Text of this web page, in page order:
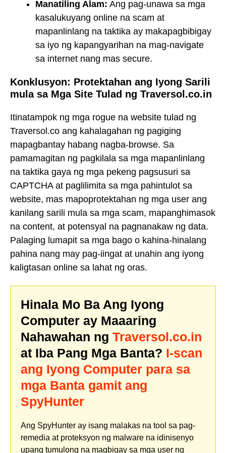
Manatiling Alam: Ang pag-unawa sa mga
kasalukuyang online na scam at
mapanlinlang na taktika ay makapagbibigay
sa iyo ng kapangyarihan na mag-navigate
sa internet nang mas secure.
Konklusyon: Protektahan ang Iyong Sarili
mula sa Mga Site Tulad ng Traversol.co.in
Itinatampok ng mga rogue na website tulad ng
Traversol.co ang kahalagahan ng pagiging
mapagbantay habang nagba-browse. Sa
pamamagitan ng pagkilala sa mga mapanlinlang
na taktika gaya ng mga pekeng pagsusuri sa
CAPTCHA at paglilimita sa mga pahintulot sa
website, mas mapoprotektahan ng mga user ang
kanilang sarili mula sa mga scam, mapanghimasok
na content, at potensyal na pagnanakaw ng data.
Palaging lumapit sa mga bago o kahina-hinalang
pahina nang may pag-iingat at unahin ang iyong
kaligtasan online sa lahat ng oras.
Hinala Mo Ba Ang Iyong
Computer ay Maaaring
Nahawahan ng Traversol.co.in
at Iba Pang Mga Banta? I-scan
ang Iyong Computer para sa
mga Banta gamit ang
SpyHunter
Ang SpyHunter ay isang malakas na tool sa pag-
remedia at proteksyon ng malware na idinisenyo
upang tumulong na magbigay sa mga user ng